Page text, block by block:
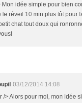
Mon idée simple pour bien
le réveil 10 min plus tôt pour
chat tout doux qui
03/12/2014 14:08
/> Alors pour moi, mon idée